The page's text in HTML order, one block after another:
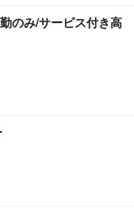
のみ/サービス付き高